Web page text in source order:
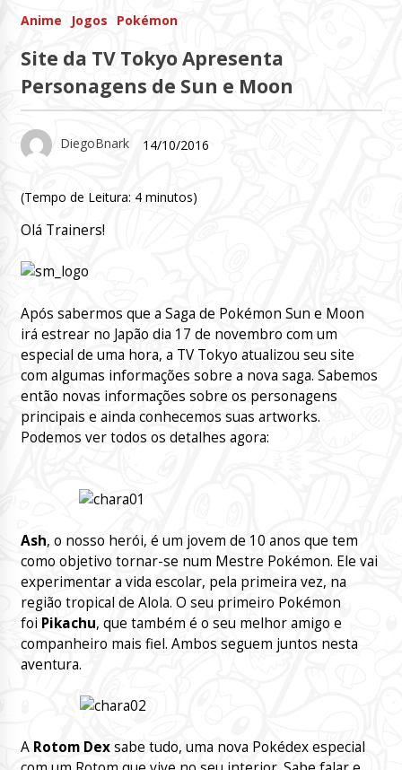
Anime Jogos Pokémon
Site da TV Tokyo Apresenta
Personagens de Sun e Moon
DiegoBnark 14/10/2016
(Tempo de Leitura: 4 minutos)
Olá Trainers!
Após sabermos que a Saga de Pokémon Sun e Moon
irá estrear no Japão dia 17 de novembro com um
especial de uma hora, a TV Tokyo atualizou seu site
com algumas informações sobre a nova saga. Sabemos
então novas informações sobre os personagens
principais e ainda conhecemos suas artworks.
Podemos ver todos os detalhes agora:
Ash, o nosso herói, é um jovem de 10 anos que tem
como objetivo tornar-se num Mestre Pokémon. Ele vai
experimentar a vida escolar, pela primeira vez, na
região tropical de Alola. O seu primeiro Pokémon
foi Pikachu, que também é o seu melhor amigo e
companheiro mais fiel. Ambos seguem juntos nesta
aventura.
A Rotom Dexsabe tudo, uma nova Pokédex especial